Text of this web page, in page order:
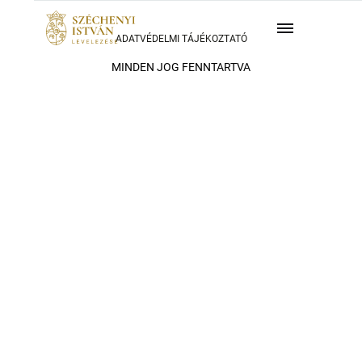
MINDEN JOG FENNTARTVA
ADATVÉDELMI TÁJÉKOZTATÓ